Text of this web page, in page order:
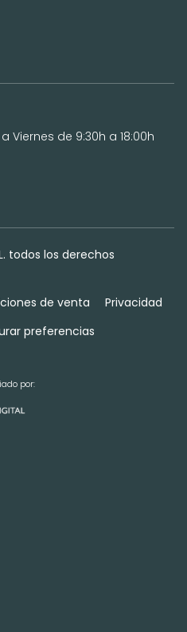
Viernes de 9:30h a 18:00h
todos los derechos
de venta
Privacidad
preferencias
por: